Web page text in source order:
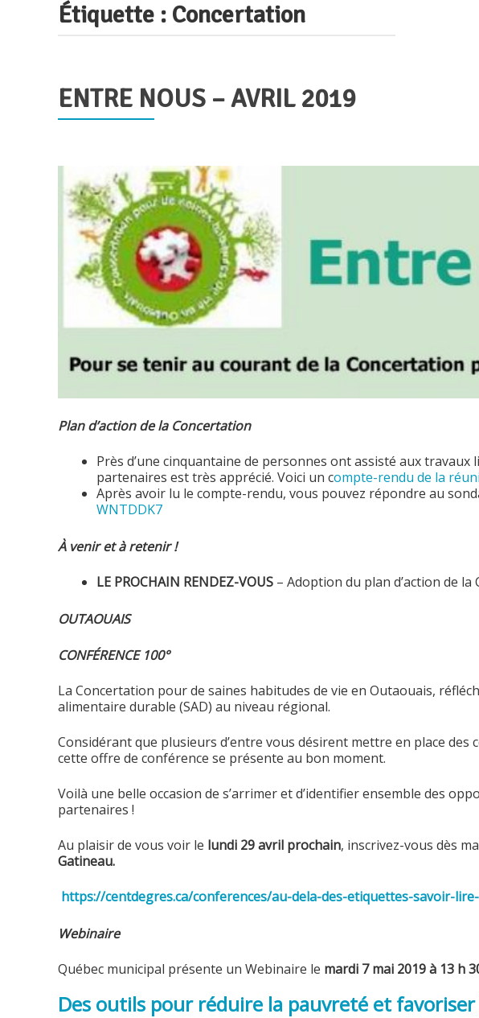
Étiquette : Concertation
Publié
ENTRE NOUS – AVRIL 2019
Plan d’action de la Concertation
Près d’une cinquantaine de personnes ont assisté aux
partenaires est très apprécié. Voici un compte-rendu de la
Après avoir lu le compte-rendu, vous pouvez répondre au
WNTDDK7
À venir et à retenir !
LE PROCHAIN RENDEZ-VOUS – Adoption du plan d’action de la
OUTAOUAIS
CONFÉRENCE 100°
La Concertation pour de saines habitudes de vie en Outaouais,
alimentaire durable (SAD) au niveau régional.
Considérant que plusieurs d’entre vous désirent mettre en place
cette offre de conférence se présente au bon moment.
Voilà une belle occasion de s’arrimer et d’identifier ensemble des
partenaires !
Au plaisir de vous voir le lundi 29 avril prochain, inscrivez-vous dès
Gatineau.
https://centdegres.ca/conferences/au-dela-des-etiquettes-savoir-
Webinaire
Québec municipal présente un Webinaire le mardi 7 mai 2019 à 13 h
Des outils pour réduire la pauvreté et